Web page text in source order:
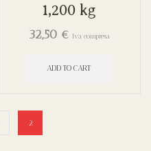
1,200 kg
32,50 € Iva compresa
ADD TO CART
2